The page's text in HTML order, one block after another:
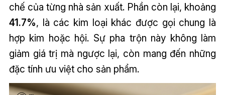
chế của từng nhà sản xuất. Phần còn lại, khoảng
41.7%, là các kim loại khác được gọi chung là
hợp kim hoặc hội. Sự pha trộn này không làm
giảm giá trị mà ngược lại, còn mang đến những
đặc tính ưu việt cho sản phẩm.